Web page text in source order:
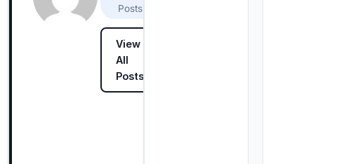
Posts
View
All
Posts